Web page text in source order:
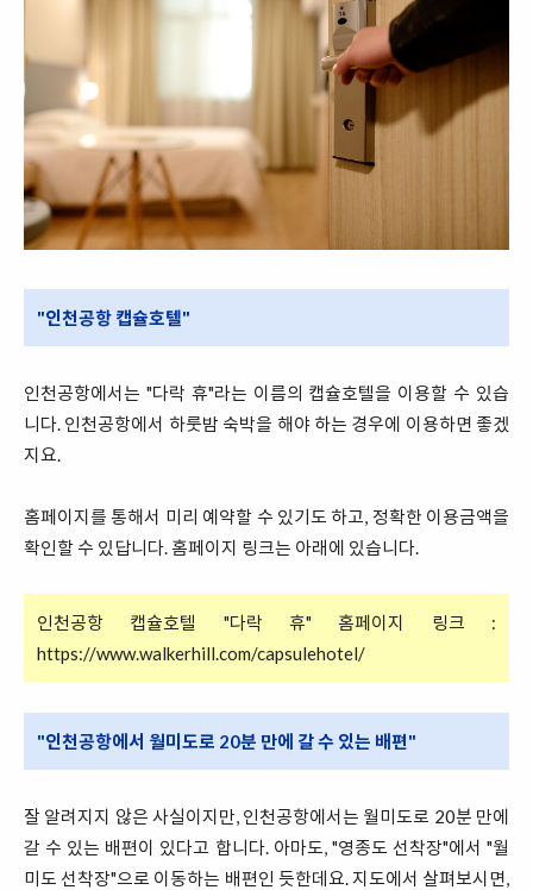
"인천공항 캡슐호텔"
인천공항에서는 "다락 휴"라는 이름의 캡슐호텔을 이용할 수 있습
니다. 인천공항에서 하룻밤 숙박을 해야 하는 경우에 이용하면 좋겠
지요.
홈페이지를 통해서 미리 예약할 수 있기도 하고, 정확한 이용금액을
확인할 수 있답니다. 홈페이지 링크는 아래에 있습니다.
인천공항 캡슐호텔 "다락 휴" 홈페이지 링크 :
https://www.walkerhill.com/capsulehotel/
"인천공항에서 월미도로 20분 만에 갈 수 있는 배편"
잘 알려지지 않은 사실이지만, 인천공항에서는 월미도로 20분 만에
갈 수 있는 배편이 있다고 합니다. 아마도, "영종도 선착장"에서 "월
미도 선착장"으로 이동하는 배편인 듯한데요. 지도에서 살펴보시면,